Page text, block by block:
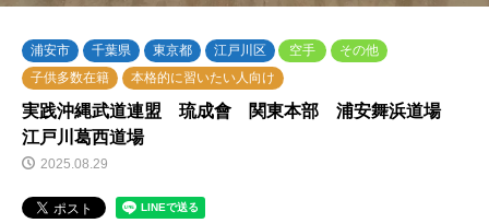
浦安市 千葉県 東京都 江戸川区 空手
その他
子供多数在籍
本格的に習いたい人向け
実践沖縄武道連盟 琉成會 関東本部 浦安舞浜道場
江戸川葛西道場
2025.08.29